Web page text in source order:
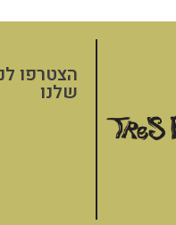
הצטרפו
שלנו